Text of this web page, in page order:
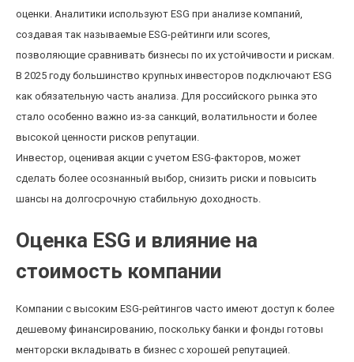
оценки. Аналитики используют ESG при анализе компаний,
создавая так называемые ESG-рейтинги или scores,
позволяющие сравнивать бизнесы по их устойчивости и рискам.
В 2025 году большинство крупных инвесторов подключают ESG
как обязательную часть анализа. Для российского рынка это
стало особенно важно из-за санкций, волатильности и более
высокой ценности рисков репутации.
Инвестор, оценивая акции с учетом ESG-факторов, может
сделать более осознанный выбор, снизить риски и повысить
шансы на долгосрочную стабильную доходность.
Оценка ESG и влияние на
стоимость компании
Компании с высоким ESG-рейтингов часто имеют доступ к более
дешевому финансированию, поскольку банки и фонды готовы
менторски вкладывать в бизнес с хорошей репутацией.